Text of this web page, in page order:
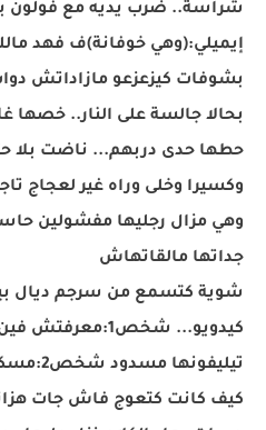
شراسة.. ضرب يديه مع فولون
إيميلي:(وهي خوفانة)ف فهد
بشوفات كيزعزعو مازاداتش
بحالا جالسة على النار.. خصها
حطها حدى دربهم... ناضت بلا
وكسيرا وخلى وراه غير لعجاج
وهي مزال رجليها مفشولين
جداتها مالقاتهاش
شوية كتسمع من سرجم ديال
كيدويو...
كيف كانت كتعوج فاش جات